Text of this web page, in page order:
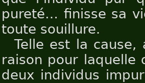
pureté… finisse sa
toute souillure.
Telle est la cause,
raison pour laquelle
deux individus